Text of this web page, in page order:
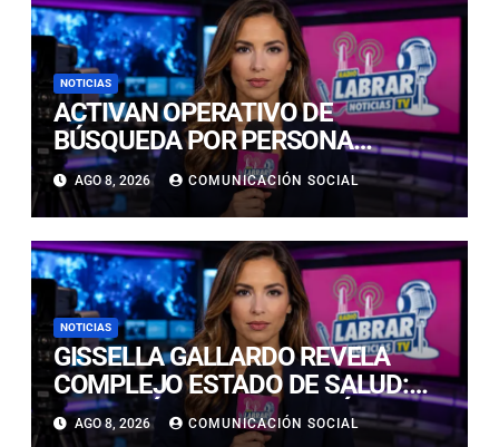
NOTICIAS
ACTIVAN OPERATIVO DE
BÚSQUEDA POR PERSONA
DESAPARECIDA EN PLAYA
CALDERILLA
AGO 8, 2026 COMUNICACIÓN SOCIAL
NOTICIAS
GISSELLA GALLARDO REVELA
COMPLEJO ESTADO DE SALUD:
“ME TENÍAN MAL HACE DÍAS”
AGO 8, 2026 COMUNICACIÓN SOCIAL